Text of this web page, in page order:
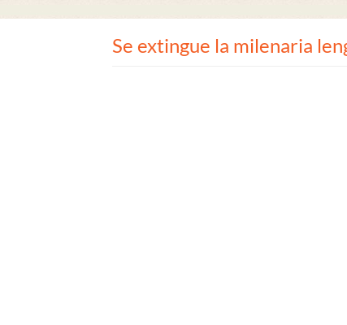
Se extingue la milenaria